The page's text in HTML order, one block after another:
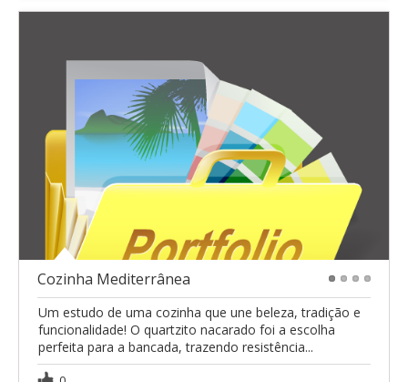
Cozinha Mediterrânea
Um estudo de uma cozinha que une beleza, tradição e
funcionalidade! O quartzito nacarado foi a escolha
perfeita para a bancada, trazendo resistência...